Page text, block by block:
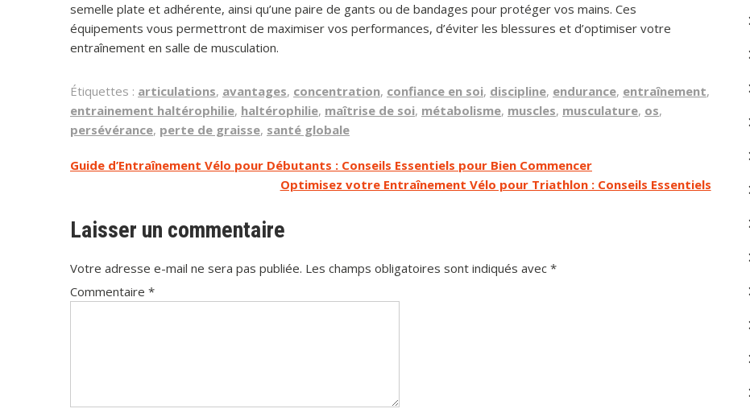
semelle plate et adhérente, ainsi qu’une paire de gants ou de bandages pour protéger vos mains. Ces
équipements vous permettront de maximiser vos performances, d’éviter les blessures et d’optimiser votre
entraînement en salle de musculation.
Étiquettes : articulations, avantages, concentration, confiance en soi, discipline, endurance, entraînement,
entrainement haltérophilie, haltérophilie, maîtrise de soi, métabolisme, muscles, musculature, os,
persévérance, perte de graisse, santé globale
Navigation
l’article
Guide d’Entraînement Vélo pour Débutants : Conseils Essentiels pour Bien Commencer
Optimisez votre Entraînement Vélo pour Triathlon : Conseils Essentiels
Laisser un commentaire
Votre adresse e-mail ne sera pas publiée. Les champs obligatoires sont indiqués avec *
Commentaire *